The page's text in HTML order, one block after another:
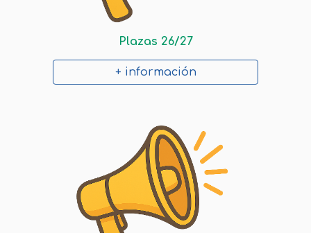
Plazas 26/27
+ información